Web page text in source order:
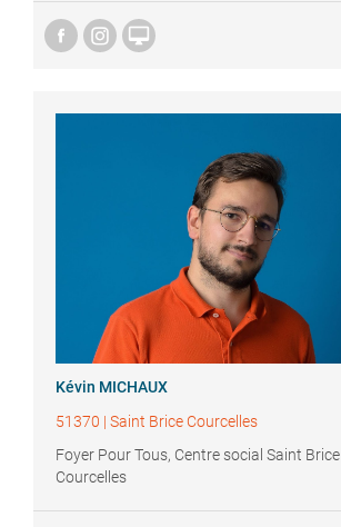

Kévin MICHAUX
51370 | Saint Brice Courcelles
Foyer Pour Tous, Centre social Saint Brice
Courcelles